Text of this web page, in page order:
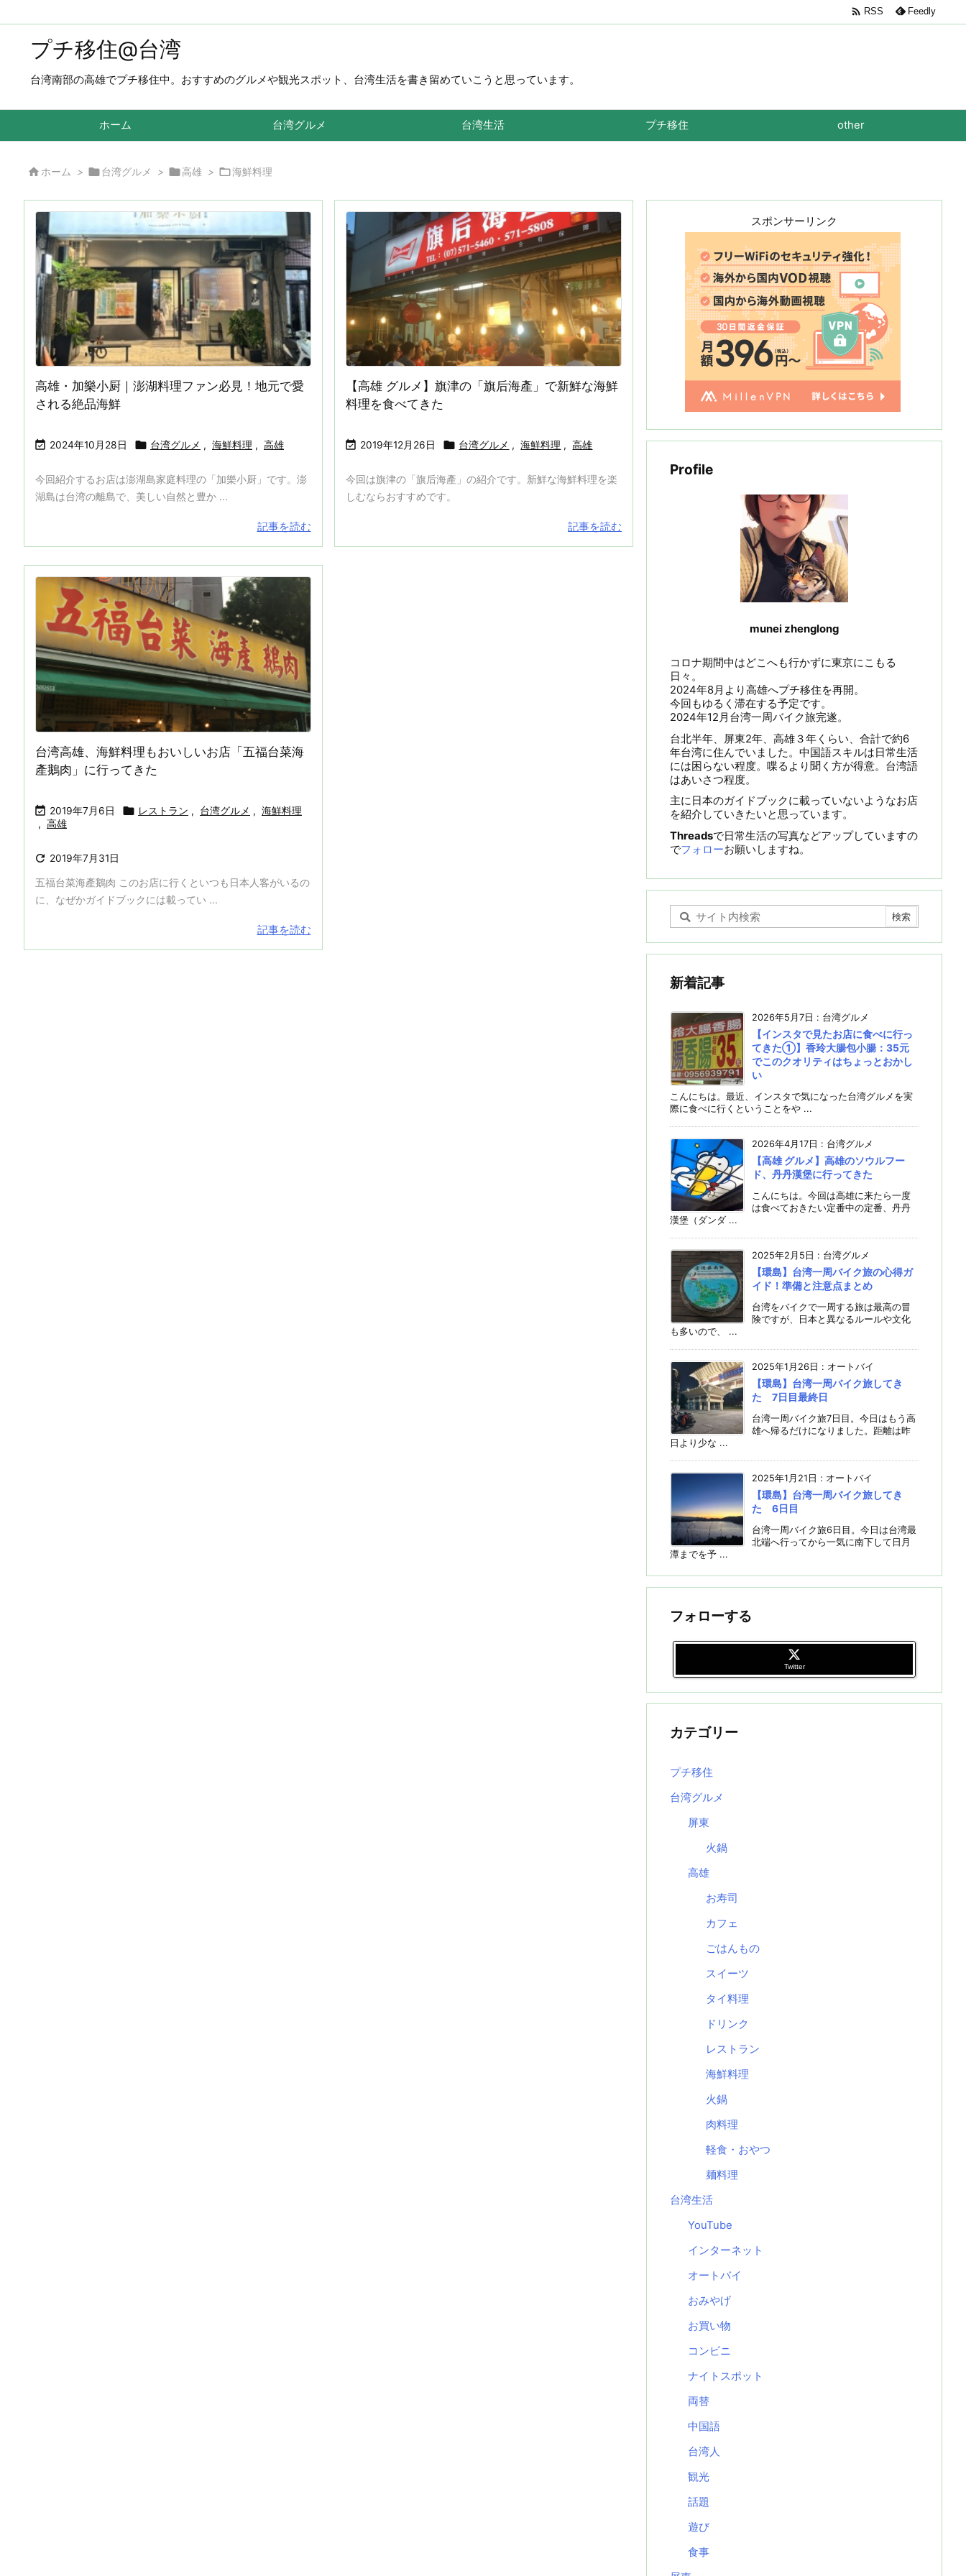
プチ移住@台湾
台湾南部の高雄でプチ移住中。おすすめのグルメや観光スポット、台湾生活を書き留めていこうと思っています。
ホーム 台湾グルメ 台湾生活 プチ移住 other
 RSS Feedly
 ホーム > 台湾グルメ > 高雄 > 海鮮料理
高雄・加樂小厨｜澎湖料理ファン必見！地元で愛
される絶品海鮮
 2024年10月28日  台湾グルメ , 海鮮料理 , 高雄
今回紹介するお店は澎湖島家庭料理の「加樂小厨」です。澎
湖島は台湾の離島で、美しい自然と豊か ...
記事を読む
【高雄 グルメ】旗津の「旗后海產」で新鮮な海鮮
料理を食べてきた
 2019年12月26日  台湾グルメ , 海鮮料理 , 高雄
今回は旗津の「旗后海產」の紹介です。新鮮な海鮮料理を楽
しむならおすすめです。
記事を読む
台湾高雄、海鮮料理もおいしいお店「五福台菜海
產鵝肉」に行ってきた
 2019年7月6日  レストラン , 台湾グルメ , 海鮮料理
, 高雄
 2019年7月31日
五福台菜海產鵝肉 このお店に行くといつも日本人客がいるの
に、なぜかガイドブックには載ってい ...
記事を読む
スポンサーリンク
Profile
munei zhenglong
コロナ期間中はどこへも行かずに東京にこもる
日々。
2024年8月より高雄へプチ移住を再開。
今回もゆるく滞在する予定です。
2024年12月台湾一周バイク旅完遂。
台北半年、屏東2年、高雄３年くらい、合計で約6
年台湾に住んでいました。中国語スキルは日常生活
には困らない程度。喋るより聞く方が得意。台湾語
はあいさつ程度。
主に日本のガイドブックに載っていないようなお店
を紹介していきたいと思っています。
Threadsで日常生活の写真などアップしていますの
でフォローお願いしますね。
新着記事
2026年5月7日 : 台湾グルメ
【インスタで見たお店に食べに行っ
てきた①】香玲大腸包小腸：35元
でこのクオリティはちょっとおかし
い
こんにちは。最近、インスタで気になった台湾グルメを実
際に食べに行くということをや ...
2026年4月17日 : 台湾グルメ
【高雄 グルメ】高雄のソウルフー
ド、丹丹漢堡に行ってきた
こんにちは。今回は高雄に来たら一度
は食べておきたい定番中の定番、丹丹
漢堡（ダンダ ...
2025年2月5日 : 台湾グルメ
【環島】台湾一周バイク旅の心得ガ
イド！準備と注意点まとめ
台湾をバイクで一周する旅は最高の冒
険ですが、日本と異なるルールや文化
も多いので、 ...
2025年1月26日 : オートバイ
【環島】台湾一周バイク旅してき
た 7日目最終日
台湾一周バイク旅7日目。今日はもう高
雄へ帰るだけになりました。距離は昨
日より少な ...
2025年1月21日 : オートバイ
【環島】台湾一周バイク旅してき
た 6日目
台湾一周バイク旅6日目。今日は台湾最
北端へ行ってから一気に南下して日月
潭までを予 ...
フォローする
Twitter
カテゴリー
プチ移住
台湾グルメ
屏東
火鍋
高雄
お寿司
カフェ
ごはんもの
スイーツ
タイ料理
ドリンク
レストラン
海鮮料理
火鍋
肉料理
軽食・おやつ
麺料理
台湾生活
YouTube
インターネット
オートバイ
おみやげ
お買い物
コンビニ
ナイトスポット
両替
中国語
台湾人
観光
話題
遊び
食事